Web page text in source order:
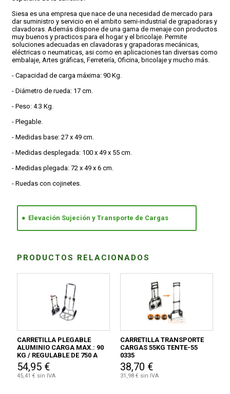
Siesa es una empresa que nace de una necesidad de mercado para
dar suministro y servicio en el ambito semi-industrial de grapadoras y
clavadoras. Además dispone de una gama de menaje con productos
muy buenos y practicos para el hogar y el bricolaje. Permite
soluciones adecuadas en clavadoras y grapadoras mecánicas,
eléctricas o neumaticas, asi como en aplicaciones tan diversas como
embalaje, Artes gráficas, Ferretería, Oficina, bricolaje y mucho más.
- Capacidad de carga máxima: 90 Kg.
- Diámetro de rueda: 17 cm.
- Peso: 4.3 Kg.
- Plegable.
- Medidas base: 27 x 49 cm.
- Medidas desplegada: 100 x 49 x 55 cm.
- Medidas plegada: 72 x 49 x 6 cm.
- Ruedas con cojinetes.
Elevación Sujeción y Transporte de Cargas
PRODUCTOS RELACIONADOS
CARRETILLA PLEGABLE
ALUMINIO CARGA MAX.: 90
KG / REGULABLE DE 750 A
1020 MM.
54,95 €
45,41 € sin IVA
CARRETILLA TRANSPORTE
CARGAS 55KG TENTE-55
0335
38,70 €
31,98 € sin IVA